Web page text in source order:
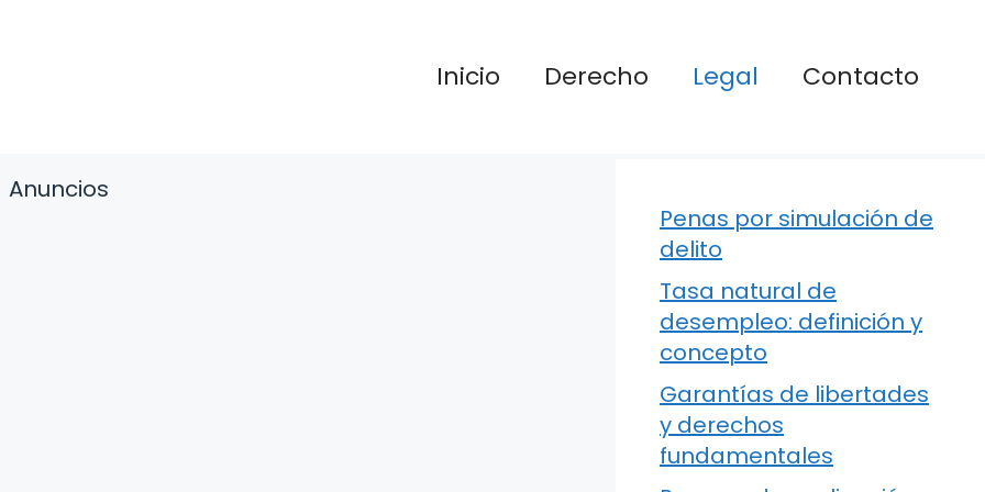
Inicio Derecho Legal Contacto
Anuncios
Penas por simulación de
delito
Tasa natural de
desempleo: definición y
concepto
Garantías de libertades
y derechos
fundamentales